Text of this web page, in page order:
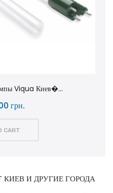
Viqua Киев�...
грн.
CART
КИЕВ И ДРУГИЕ ГОРОДА